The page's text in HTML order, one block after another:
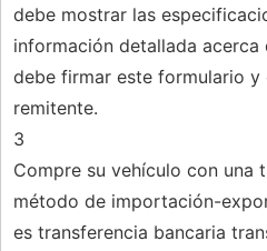
debe mostrar las
información detallada acerca
debe firmar este formulario
remitente.
3
Compre su vehículo con una
método de importación-
es transferencia bancaria